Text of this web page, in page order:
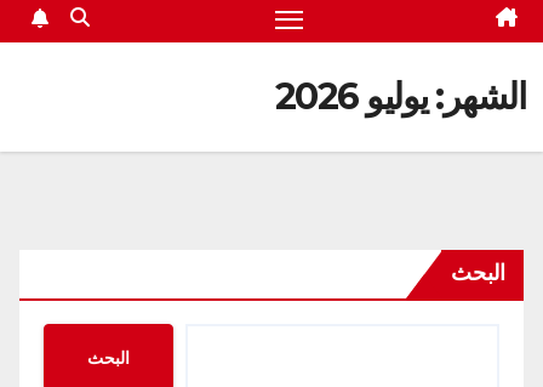
الشهر:يوليو 2026
البحث
البحث